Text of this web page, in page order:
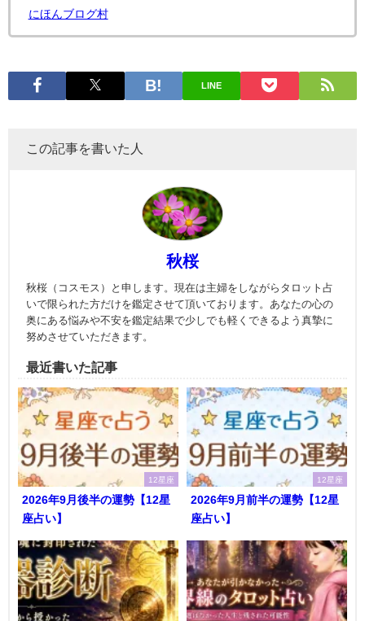
にほんブログ村
LINE
この記事を書いた人
秋桜
秋桜（コスモス）と申します。現在は主婦をしながらタロット占
いで限られた方だけを鑑定させて頂いております。あなたの心の
奥にある悩みや不安を鑑定結果で少しでも軽くできるよう真摯に
努めさせていただきます。
最近書いた記事
12星座
2026年9月後半の運勢【12星
座占い】
12星座
2026年9月前半の運勢【12星
座占い】